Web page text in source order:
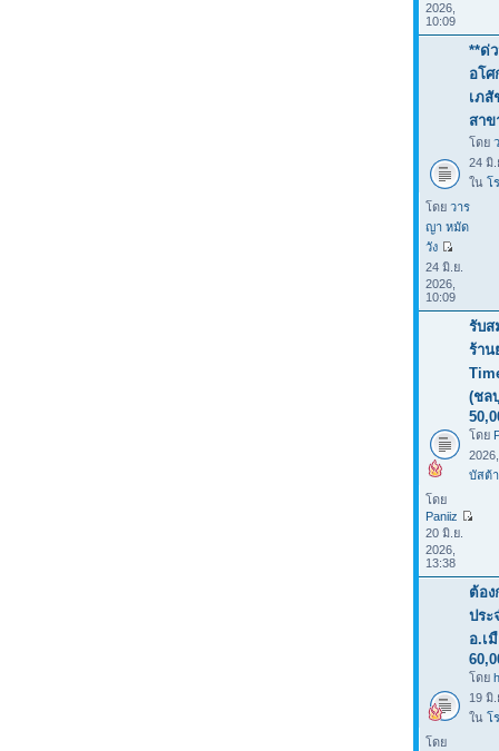
2026,
10:09
**ด่
อโ
เภสั
สาข
โดย
24 มิ.
ใน โ
โดย วาร
ญา หมัด
วัง
24 มิ.ย.
2026,
10:09
รับส
ร้าน
(ชล
โดย
บัสต้า
โดย
Paniiz
20 มิ.ย.
2026,
13:38
ต้อง
ประ
อ.เ
โดย
19 มิ.
ใน โ
โดย